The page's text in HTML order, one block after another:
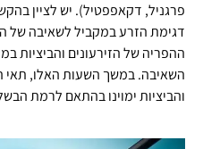
פרגניל, דקאפפטיל). יש לציין
דגימת הזרע במקביל לשאיבה של
ההפריה של הזירעונים
השאיבה. במשך השעות האלו, תאי
והביציות ימוינו בהתאם לרמת